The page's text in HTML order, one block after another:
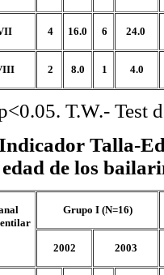
4 16.0 6 24.0
2 8.0 1 4.0
T.W.- Test
Talla-
de los
Grupo I (N=16)
2002 2003